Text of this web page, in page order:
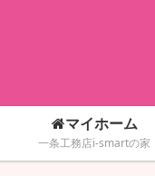
マイホーム
一条工務店i-smartの家